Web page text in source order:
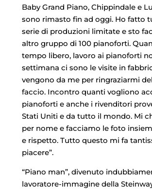
Baby Grand Piano, Chippindale e
sono rimasto fin ad oggi. Ho fatto
serie di produzioni limitate e sto
altro gruppo di 100 pianoforti.
tempo libero, lavoro ai pianoforti
settimana ci sono le visite in
vengono da me per ringraziarmi
faccio. Incontro quanti vogliono
pianoforti e anche i rivenditori
Stati Uniti e da tutto il mondo. Mi
per nome e facciamo le foto
e rispetto. Tutto questo mi fa
piacere”.
“Piano man”, divenuto
lavoratore-immagine della